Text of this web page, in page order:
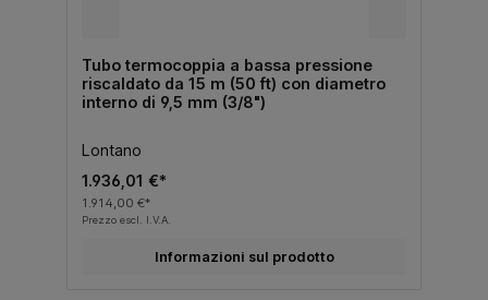
Tubo termocoppia a bassa pressione
riscaldato da 15 m (50 ft) con diametro
interno di 9,5 mm (3/8")
Lontano
1.936,01 €*
1.914,00 €*
Prezzo escl. I.V.A.
Informazioni sul prodotto